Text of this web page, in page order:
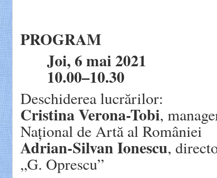
PROGRAM
Joi, 6 mai 2021
10.00–10.30
Deschiderea lucrărilor:
Cristina Verona-Tobi,
Național de Artă al României
Adrian-Silvan Ionescu,
„G. Oprescu”